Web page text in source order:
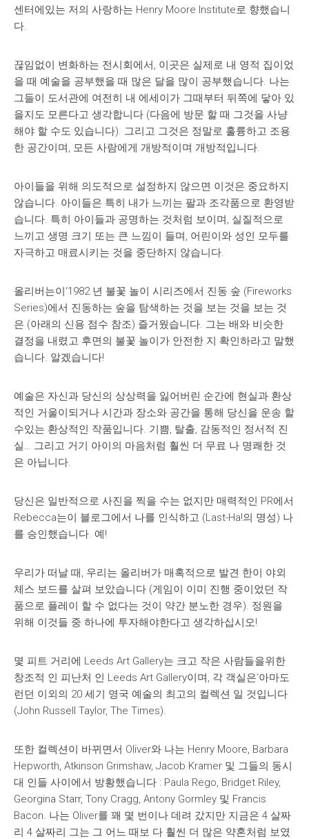
센터에있는 저의 사랑하는 Henry Moore Institute로 향했습니
다.
끊임없이 변화하는 전시회에서, 이곳은 실제로 내 영적 집이었
을 때 예술을 공부했을 때 많은 달을 많이 공부했습니다. 나는
그들이 도서관에 여전히 내 에세이가 그때부터 뒤쪽에 닿아 있
을지도 모른다고 생각합니다 (다음에 방문 할 때 그것을 사냥
해야 할 수도 있습니다). 그리고 그것은 정말로 훌륭하고 조용
한 공간이며, 모든 사람에게 개방적이며 개방적입니다.
아이들을 위해 의도적으로 설정하지 않으면 이것은 중요하지
않습니다. 아이들은 특히 내가 느끼는 팔과 조각품으로 환영받
습니다. 특히 아이들과 공명하는 것처럼 보이며, 실질적으로
느끼고 생명 크기 또는 큰 느낌이 들며, 어린이와 성인 모두를
자극하고 매료시키는 것을 중단하지 않습니다.
올리버는이‘1982 년 불꽃 놀이 시리즈에서 진동 숲 (Fireworks
Series)에서 진동하는 숲을 탐색하는 것을 보는 것을 보는 것
은 (아래의 신용 점수 참조) 즐거웠습니다. 그는 배와 비슷한
결정을 내렸고 후면의 불꽃 놀이가 안전한 지 확인하라고 말했
습니다. 알겠습니다!
예술은 자신과 당신의 상상력을 잃어버린 순간에 현실과 환상
적인 거울이되거나 시간과 장소와 공간을 통해 당신을 운송 할
수있는 환상적인 작품입니다. 기쁨, 탈출, 감동적인 정서적 진
실… 그리고 거기 아이의 마음처럼 훨씬 더 무료 나 명쾌한 것
은 아닙니다.
당신은 일반적으로 사진을 찍을 수는 없지만 매력적인 PR에서
Rebecca는이 블로그에서 나를 인식하고 (Last-Ha!의 명성) 나
를 승인했습니다. 예!
우리가 떠날 때, 우리는 올리버가 매혹적으로 발견 한이 야외
체스 보드를 살펴 보았습니다 (게임이 이미 진행 중이었던 작
품으로 플레이 할 수 없다는 것이 약간 분노한 경우). 정원을
위해 이것들 중 하나에 투자해야한다고 생각하십시오!
몇 피트 거리에 Leeds Art Gallery는 크고 작은 사람들을위한
창조적 인 피난처 인 Leeds Art Gallery이며, 각 객실은‘아마도
런던 이외의 20 세기 영국 예술의 최고의 컬렉션 일 것입니다
(John Russell Taylor, The Times).
또한 컬렉션이 바뀌면서 Oliver와 나는 Henry Moore, Barbara
Hepworth, Atkinson Grimshaw, Jacob Kramer 및 그들의 동시
대 인들 사이에서 방황했습니다 : Paula Rego, Bridget Riley,
Georgina Starr, Tony Cragg, Antony Gormley 및 Francis
Bacon. 나는 Oliver를 꽤 몇 번이나 데려 갔지만 지금은 4 살짜
리 4 살짜리 그는 그 어느 때보 다 훨씬 더 많은 약혼처럼 보였